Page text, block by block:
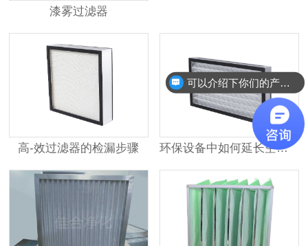
漆雾过滤器
高-效过滤器的检漏步骤 环保设备中如何延长空气过滤器的使用寿命
可以介绍下你们的产品么？